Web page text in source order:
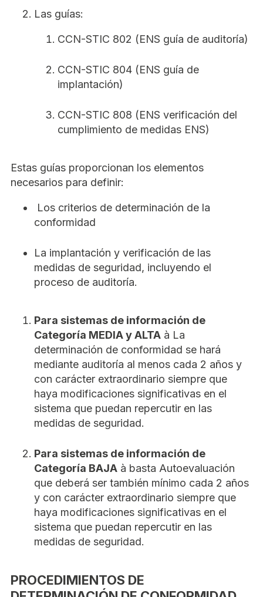
Las guías:
CCN-STIC 802 (ENS guía de auditoría)
CCN-STIC 804 (ENS guía de
implantación)
CCN-STIC 808 (ENS verificación del
cumplimiento de medidas ENS)
Estas guías proporcionan los elementos
necesarios para definir:
Los criterios de determinación de la
conformidad
La implantación y verificación de las
medidas de seguridad, incluyendo el
proceso de auditoría.
Para sistemas de información de
Categoría MEDIA y ALTA à La
determinación de conformidad se hará
mediante auditoría al menos cada 2 años y
con carácter extraordinario siempre que
haya modificaciones significativas en el
sistema que puedan repercutir en las
medidas de seguridad.
Para sistemas de información de
Categoría BAJA à basta Autoevaluación
que deberá ser también mínimo cada 2 años
y con carácter extraordinario siempre que
haya modificaciones significativas en el
sistema que puedan repercutir en las
medidas de seguridad.
PROCEDIMIENTOS DE